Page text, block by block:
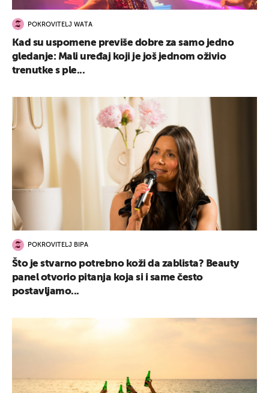
POKROVITELJ WATA
Kad su uspomene previše dobre za samo jedno
gledanje: Mali uređaj koji je još jednom oživio
trenutke s ple...
POKROVITELJ BIPA
Što je stvarno potrebno koži da zablista? Beauty
panel otvorio pitanja koja si i same često
postavljamo...